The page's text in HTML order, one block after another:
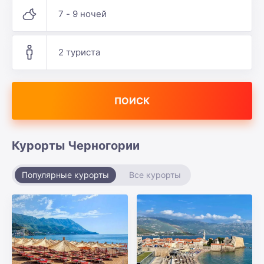
7 - 9 ночей
2 туриста
ПОИСК
Курорты Черногории
Популярные курорты Все курорты